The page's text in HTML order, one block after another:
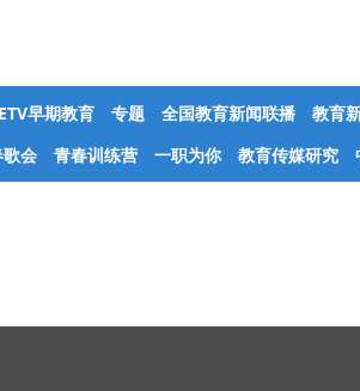
早期教育 专题 全国教育新闻联播 教育
会
青春训练营 一职为你 教育传媒研究